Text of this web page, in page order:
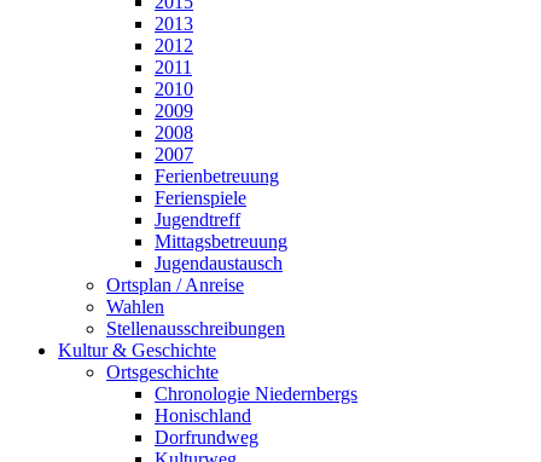
2013
2012
2011
2010
2009
2008
2007
Ferienbetreuung
Ferienspiele
Jugendtreff
Mittagsbetreuung
Jugendaustausch
Ortsplan / Anreise
Wahlen
Stellenausschreibungen
Kultur & Geschichte
Ortsgeschichte
Chronologie Niedernbergs
Honischland
Dorfrundweg